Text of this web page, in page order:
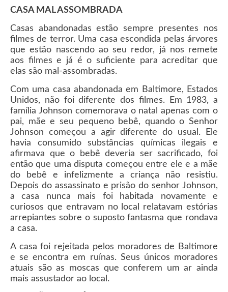
CASA MAL ASSOMBRADA
Casas abandonadas estão sempre presentes nos
filmes de terror. Uma casa escondida pelas árvores
que estão nascendo ao seu redor, já nos remete
aos filmes e já é o suficiente para acreditar que
elas são mal-assombradas.
Com uma casa abandonada em Baltimore, Estados
Unidos, não foi diferente dos filmes. Em 1983, a
família Johnson comemorava o natal apenas com o
pai, mãe e seu pequeno bebê, quando o Senhor
Johnson começou a agir diferente do usual. Ele
havia consumido substâncias químicas ilegais e
afirmava que o bebê deveria ser sacrificado, foi
então que uma disputa começou entre ele e a mãe
do bebê e infelizmente a criança não resistiu.
Depois do assassinato e prisão do senhor Johnson,
a casa nunca mais foi habitada novamente e
curiosos que entravam no local relatavam estórias
arrepiantes sobre o suposto fantasma que rondava
a casa.
A casa foi rejeitada pelos moradores de Baltimore
e se encontra em ruínas. Seus únicos moradores
atuais são as moscas que conferem um ar ainda
mais assustador ao local.